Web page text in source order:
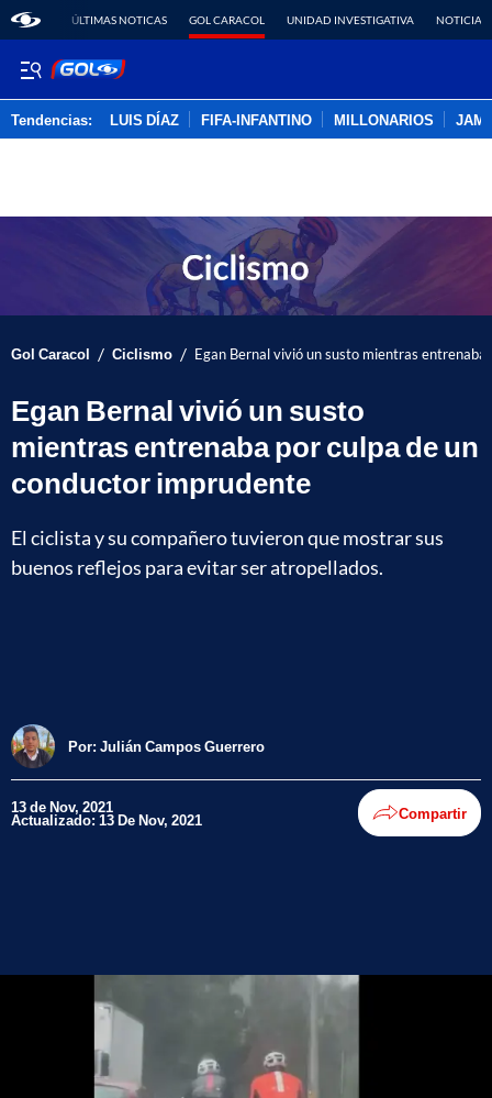
ÚLTIMAS NOTICAS GOL CARACOL UNIDAD INVESTIGATIVA NOTICIAS
Tendencias: LUIS DÍAZ FIFA-INFANTINO MILLONARIOS
Gol Caracol / Ciclismo / Egan Bernal vivió un susto mientras
Egan Bernal vivió un susto
mientras entrenaba por culpa de un
conductor imprudente
El ciclista y su compañero tuvieron que mostrar sus
buenos reflejos para evitar ser atropellados.
Por: Julián Campos Guerrero
13 de Nov, 2021
Actualizado: 13 De Nov, 2021 Compartir